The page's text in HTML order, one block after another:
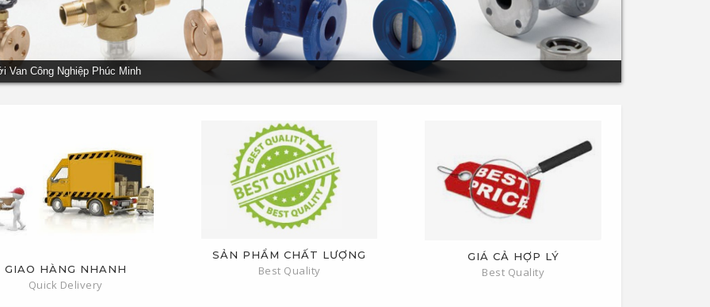
Van Công Nghiệp Phúc Minh
GIAO HÀNG NHANH
Quick Delivery
SẢN PHẨM CHẤT LƯỢNG
Best Quality
GIÁ CẢ HỢP LÝ
Best Quality